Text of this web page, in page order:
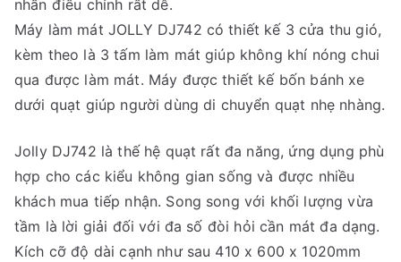
nhấn điều chỉnh rất dễ.
Máy làm mát JOLLY DJ742 có thiết kế 3 cửa thu gió,
kèm theo là 3 tấm làm mát giúp không khí nóng chui
qua được làm mát. Máy được thiết kế bốn bánh xe
dưới quạt giúp người dùng di chuyển quạt nhẹ nhàng.
Jolly DJ742 là thế hệ quạt rất đa năng, ứng dụng phù
hợp cho các kiểu không gian sống và được nhiều
khách mua tiếp nhận. Song song với khối lượng vừa
tầm là lời giải đối với đa số đòi hỏi cần mát đa dạng.
Kích cỡ độ dài cạnh như sau 410 x 600 x 1020mm